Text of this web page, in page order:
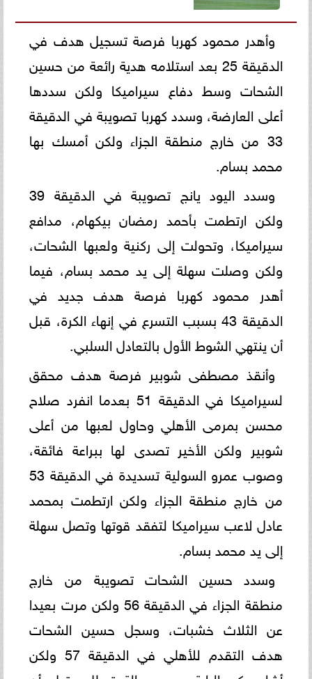
وأهدر محمود كهربا فرصة تسجيل هدف في
الدقيقة 25 بعد استلامه هدية رائعة من حسين
الشحات وسط دفاع سيراميكا ولكن سددها
أعلى العارضة، وسدد كهربا تصويبة في الدقيقة
33 من خارج منطقة الجزاء ولكن أمسك بها
محمد بسام.
وسدد اليود يانج تصويبة في الدقيقة 39
ولكن ارتطمت بأحمد رمضان بيكهام، مدافع
سيراميكا، وتحولت إلى ركنية ولعبها الشحات،
ولكن وصلت سهلة إلى يد محمد بسام، فيما
أهدر محمود كهربا فرصة هدف جديد في
الدقيقة 43 بسبب التسرع في إنهاء الكرة، قبل
أن ينتهي الشوط الأول بالتعادل السلبي.
وأنقذ مصطفى شوبير فرصة هدف محقق
لسيراميكا في الدقيقة 51 بعدما انفرد صلاح
محسن بمرمى الأهلي وحاول لعبها من أعلى
شوبير ولكن الأخير تصدى لها ببراعة فائقة،
وصوب عمرو السولية تسديدة في الدقيقة 53
من خارج منطقة الجزاء ولكن ارتطمت بمحمد
عادل لاعب سيراميكا لتفقد قوتها وتصل سهلة
إلى يد محمد بسام.
وسدد حسين الشحات تصويبة من خارج
منطقة الجزاء في الدقيقة 56 ولكن مرت بعيدا
عن الثلاث خشبات، وسجل حسين الشحات
هدف التقدم للأهلي في الدقيقة 57 ولكن